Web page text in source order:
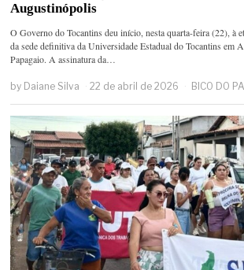
Augustinópolis
O Governo do Tocantins deu início, nesta quarta-feira (22), à
da sede definitiva da Universidade Estadual do Tocantins em
Papagaio. A assinatura da…
by Daiane Silva 22 de abril de 2026 BICO DO